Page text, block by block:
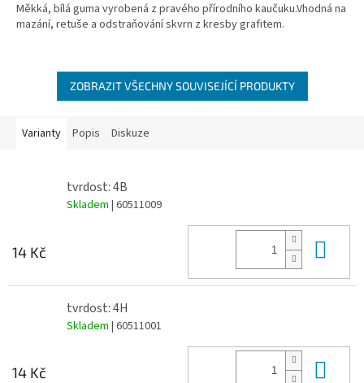
Měkká, bílá guma vyrobená z pravého přírodního kaučuku.Vhodná na
mazání, retuše a odstraňování skvrn z kresby grafitem.
ZOBRAZIT VŠECHNY SOUVISEJÍCÍ PRODUKTY
Varianty Popis Diskuze
tvrdost: 4B
Skladem | 60511009
14 Kč
tvrdost: 4H
Skladem | 60511001
14 Kč